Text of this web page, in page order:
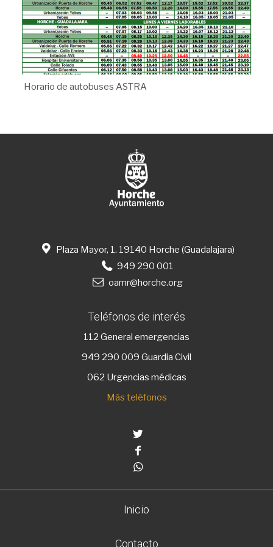
Horario de autobuses ASTRA
Plaza Mayor, 1. 19140 Horche (Guadalajara)
949 290 001
oamr@horche.org
Teléfonos de interés
112 General emergencias
949 290 009 Guardia Civil
062 Urgencias médicas
Más teléfonos
Inicio
Contacto